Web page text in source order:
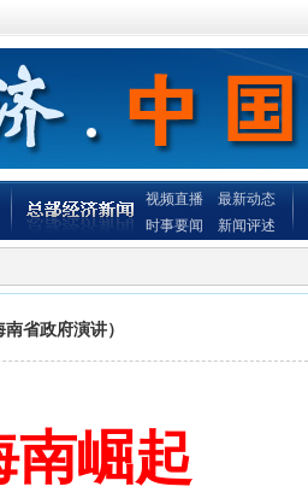
视频直播
时事要闻
最新动态
新闻评述
省政府演讲）
南崛起